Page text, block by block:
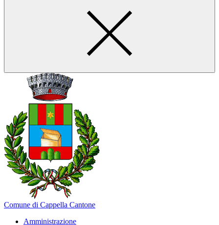
Comune di Cappella Cantone
Amministrazione